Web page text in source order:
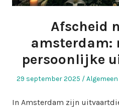
Afscheid
amsterdam:
persoonlijke
Geplaatst
29 september 2025
Geplaatst
Algemeen
In Amsterdam zijn